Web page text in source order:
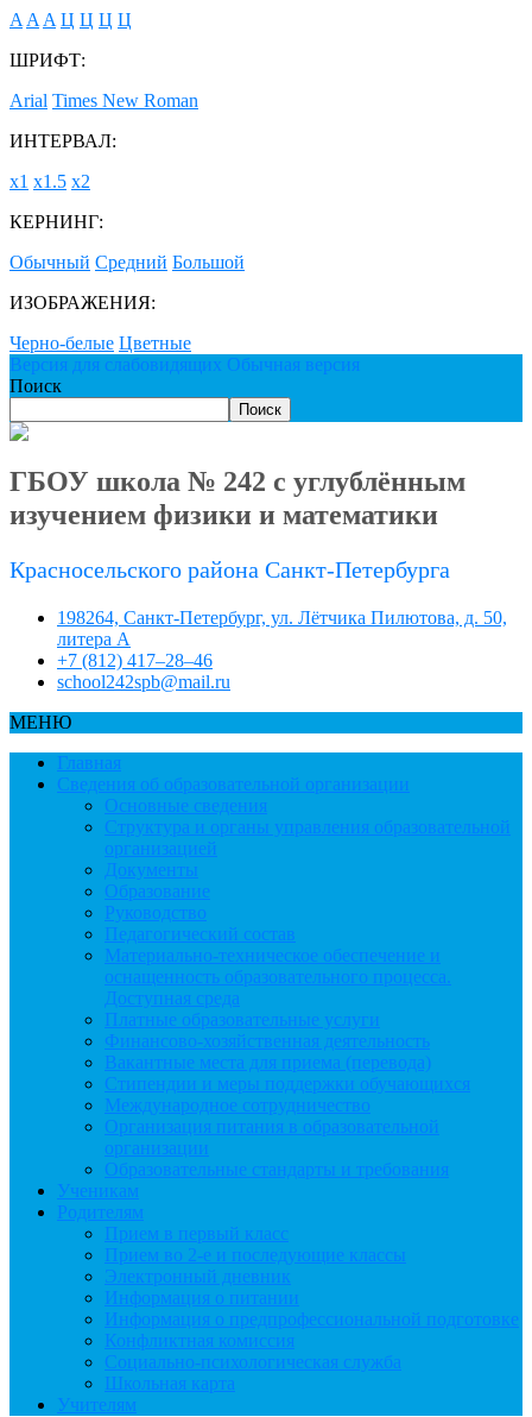
A A A Ц Ц Ц Ц
ШРИФТ:
Arial Times New Roman
ИНТЕРВАЛ:
х1 х1.5 х2
КЕРНИНГ:
Обычный Средний Большой
ИЗОБРАЖЕНИЯ:
Черно-белые Цветные
Версия для слабовидящих Обычная версия
Поиск
Поиск
ГБОУ школа № 242 с углублённым
изучением физики и математики
Красносельского района Санкт-Петербурга
198264, Санкт-Петербург, ул. Лётчика Пилютова, д. 50,
литера А
+7 (812) 417–28–46
school242spb@mail.ru
МЕНЮ
Главная
Сведения об образовательной организации
Основные сведения
Структура и органы управления образовательной
организацией
Документы
Образование
Руководство
Педагогический состав
Материально-техническое обеспечение и
оснащенность образовательного процесса.
Доступная среда
Платные образовательные услуги
Финансово-хозяйственная деятельность
Вакантные места для приема (перевода)
Стипендии и меры поддержки обучающихся
Международное сотрудничество
Организация питания в образовательной
организации
Образовательные стандарты и требования
Ученикам
Родителям
Прием в первый класс
Прием во 2-е и последующие классы
Электронный дневник
Информация о питании
Информация о предпрофессиональной подготовке
Конфликтная комиссия
Социально-психологическая служба
Школьная карта
Учителям